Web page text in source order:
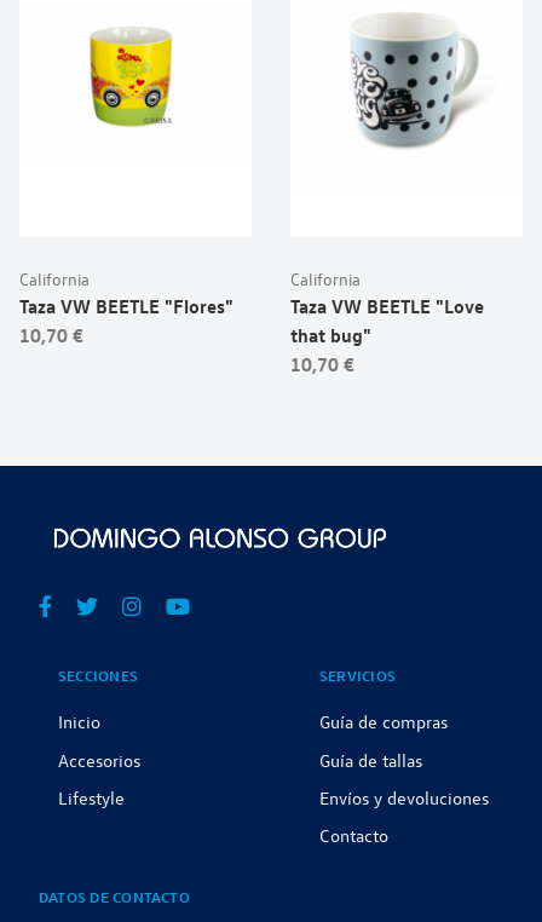
California
Taza VW BEETLE "Flores"
10,70 €
California
Taza VW BEETLE "Love
that bug"
10,70 €
SECCIONES
Inicio
Accesorios
Lifestyle
SERVICIOS
Guía de compras
Guía de tallas
Envíos y devoluciones
Contacto
DATOS DE CONTACTO